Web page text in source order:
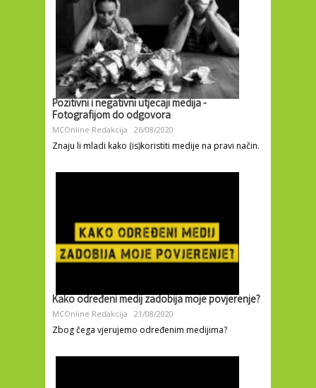
Pozitivni i negativni utjecaji medija -
Fotografijom do odgovora
MCOnline Redakcija 26/08/2020
Znaju li mladi kako (is)koristiti medije na pravi način.
Kako određeni medij zadobija moje povjerenje?
MCOnline Redakcija 21/08/2020
Zbog čega vjerujemo određenim medijima?